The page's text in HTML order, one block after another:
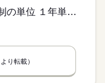
変形労働時間制 変形労働時間制の単位 １年単位 就業時間１ 9時30分〜19時00分 就業時間に関する特記事項 月平均労働時間１６３．３時間
り転載）